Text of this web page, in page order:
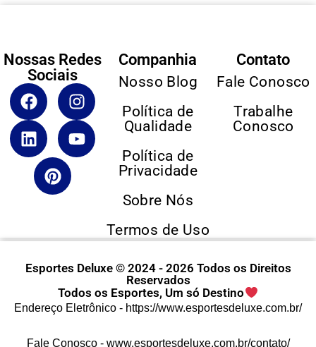
Nossas Redes
Sociais
Companhia
Nosso Blog
Política de
Qualidade
Política de
Privacidade
Sobre Nós
Termos de Uso
Contato
Fale Conosco
Trabalhe
Conosco
Esportes Deluxe © 2024 - 2026 Todos os Direitos
Reservados
Todos os Esportes, Um só Destino
Endereço Eletrônico - https://www.esportesdeluxe.com.br/
Fale Conosco - www.esportesdeluxe.com.br/contato/